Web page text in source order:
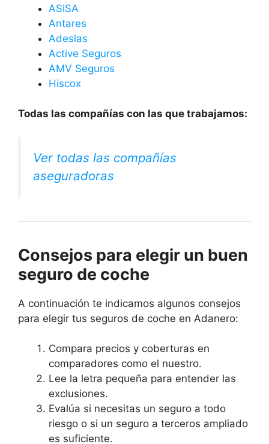
ASISA
Antares
Adeslas
Active Seguros
AMV Seguros
Hiscox
Todas las compañías con las que trabajamos:
Ver todas las compañías
aseguradoras
Consejos para elegir un buen
seguro de coche
A continuación te indicamos algunos consejos
para elegir tus seguros de coche en Adanero:
Compara precios y coberturas en
comparadores como el nuestro.
Lee la letra pequeña para entender las
exclusiones.
Evalúa si necesitas un seguro a todo
riesgo o si un seguro a terceros ampliado
es suficiente.